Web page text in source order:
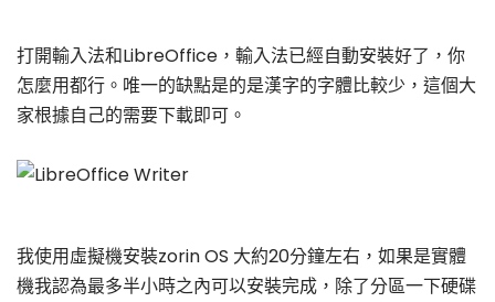
打開輸入法和LibreOffice，輸入法已經自動安裝好了，你
怎麼用都行。唯一的缺點是的是漢字的字體比較少，這個大
家根據自己的需要下載即可。
我使用虛擬機安裝zorin OS 大約20分鐘左右，如果是實體
機我認為最多半小時之內可以安裝完成，除了分區一下硬碟